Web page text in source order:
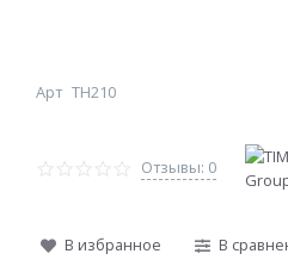
Арт TH210
Отзывы: 0
В избранное В